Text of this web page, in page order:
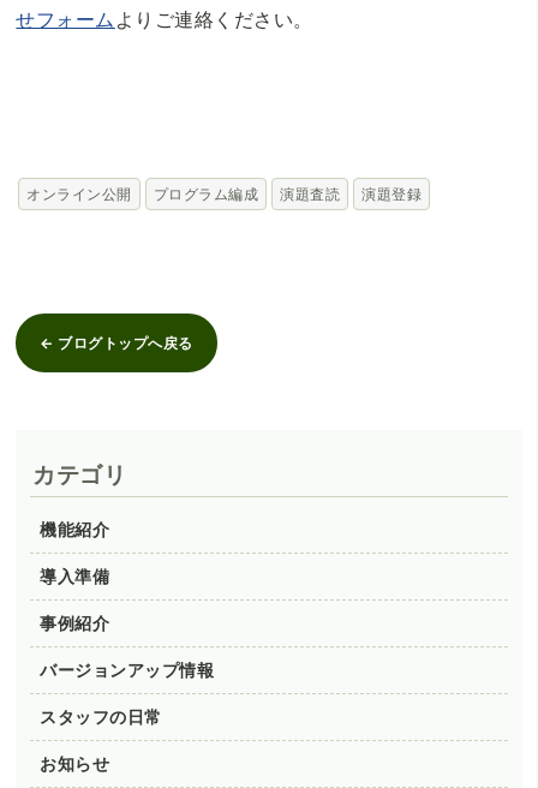
せフォーム よりご連絡ください。
オンライン公開 プログラム編成 演題査読 演題登録
← ブログトップへ戻る
カテゴリ
機能紹介
導入準備
事例紹介
バージョンアップ情報
スタッフの日常
お知らせ